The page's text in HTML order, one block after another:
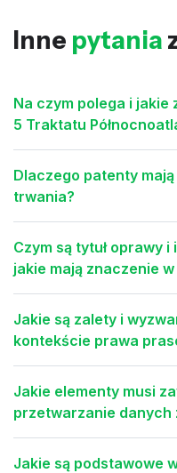
Inne pytania
Na czym polega i jakie
5 Traktatu
Dlaczego patenty
trwania?
Czym są tytuł oprawy
jakie mają znaczenie
Jakie są zalety i
kontekście prawa
Jakie elementy musi
przetwarzanie danych
Jakie są podstawowe